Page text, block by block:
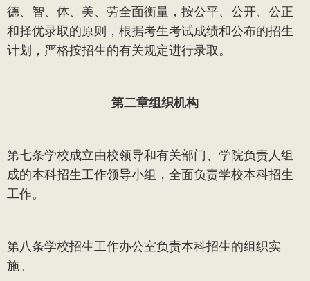
德、智、体、美、劳全面衡量，按公平、公开、公正
和择优录取的原则，根据考生考试成绩和公布的招生
计划，严格按招生的有关规定进行录取。
第二章组织机构
第七条学校成立由校领导和有关部门、学院负责人组
成的本科招生工作领导小组，全面负责学校本科招生
工作。
第八条学校招生工作办公室负责本科招生的组织实
施。